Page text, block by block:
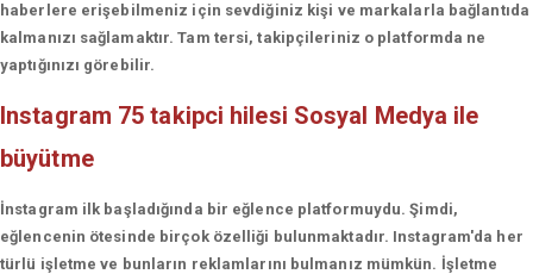
haberlere erişebilmeniz için sevdiğiniz kişi ve markalarla bağlantıda
kalmanızı sağlamaktır. Tam tersi, takipçileriniz o platformda ne
yaptığınızı görebilir.
Instagram 75 takipci hilesi Sosyal Medya ile
büyütme
İnstagram ilk başladığında bir eğlence platformuydu. Şimdi,
eğlencenin ötesinde birçok özelliği bulunmaktadır. Instagram'da her
türlü işletme ve bunların reklamlarını bulmanız mümkün. İşletme